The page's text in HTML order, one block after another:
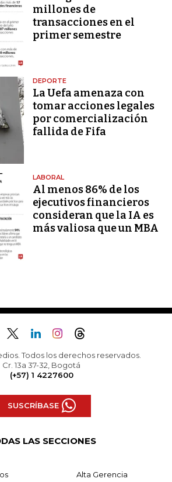
millones de
transacciones en el
primer semestre
DEPORTE
La Uefa amenaza con
tomar acciones legales
por comercialización
fallida de Fifa
LABORAL
Al menos 86% de los
ejecutivos financieros
consideran que la IA es
más valiosa que un MBA
Todos los derechos reservados.
Cr. 13a 37-32, Bogotá
(+57) 1 4227600
SUSCRÍBASE
LAS SECCIONES
Alta Gerencia